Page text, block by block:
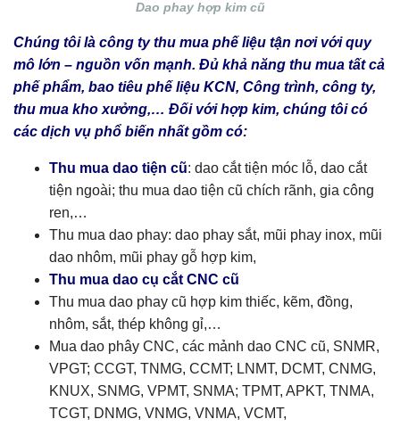
Dao phay hợp kim cũ
Chúng tôi là công ty thu mua phế liệu tận nơi với quy
mô lớn – nguồn vốn mạnh. Đủ khả năng thu mua tất cả
phế phẩm, bao tiêu phế liệu KCN, Công trình, công ty,
thu mua kho xưởng,… Đối với hợp kim, chúng tôi có
các dịch vụ phổ biến nhất gồm có:
Thu mua dao tiện cũ: dao cắt tiện móc lỗ, dao cắt
tiện ngoài; thu mua dao tiện cũ chích rãnh, gia công
ren,…
Thu mua dao phay: dao phay sắt, mũi phay inox, mũi
dao nhôm, mũi phay gỗ hợp kim,
Thu mua dao cụ cắt CNC cũ
Thu mua dao phay cũ hợp kim thiếc, kẽm, đồng,
nhôm, sắt, thép không gỉ,…
Mua dao phây CNC, các mảnh dao CNC cũ, SNMR,
VPGT; CCGT, TNMG, CCMT; LNMT, DCMT, CNMG,
KNUX, SNMG, VPMT, SNMA; TPMT, APKT, TNMA,
TCGT, DNMG, VNMG, VNMA, VCMT,